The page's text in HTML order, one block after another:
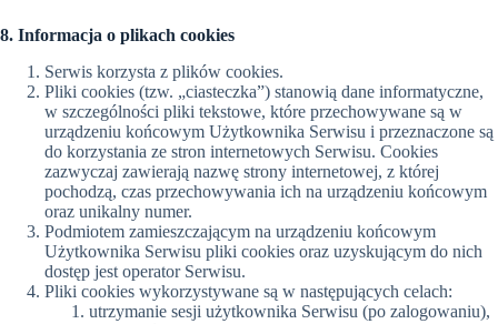
8. Informacja o plikach cookies
Serwis korzysta z plików cookies.
Pliki cookies (tzw. „ciasteczka”) stanowią dane informatyczne,
w szczególności pliki tekstowe, które przechowywane są w
urządzeniu końcowym Użytkownika Serwisu i przeznaczone są
do korzystania ze stron internetowych Serwisu. Cookies
zazwyczaj zawierają nazwę strony internetowej, z której
pochodzą, czas przechowywania ich na urządzeniu końcowym
oraz unikalny numer.
Podmiotem zamieszczającym na urządzeniu końcowym
Użytkownika Serwisu pliki cookies oraz uzyskującym do nich
dostęp jest operator Serwisu.
Pliki cookies wykorzystywane są w następujących celach:
utrzymanie sesji użytkownika Serwisu (po zalogowaniu),